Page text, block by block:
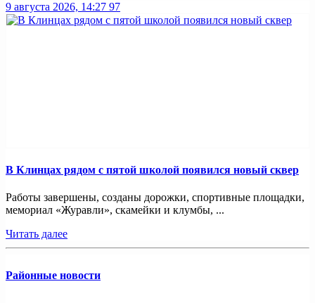
9 августа 2026, 14:27 97
В Клинцах рядом с пятой школой появился новый сквер
Работы завершены, созданы дорожки, спортивные площадки,
мемориал «Журавли», скамейки и клумбы, ...
Читать далее
Районные новости